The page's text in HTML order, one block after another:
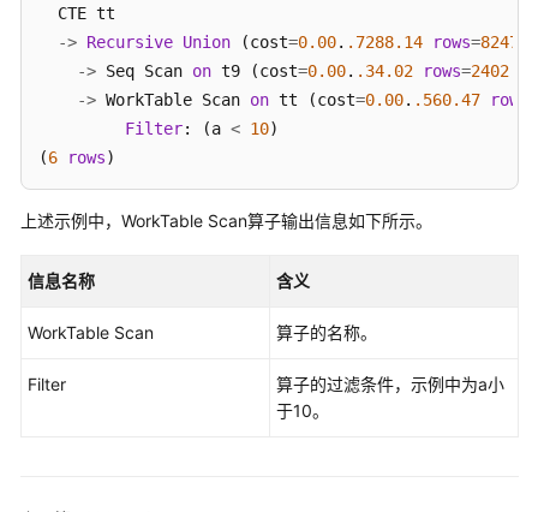
10.x）
式
10.x）
开
  CTE tt
-> Recursive Union (cost=0.00. .7288.14 rows=82472
-> Seq Scan on t9 (cost=0.00. .34.02 rows=2402
-> WorkTable Scan on tt (cost=0.00. .560.47 rows
Filter: (a < 10)
(6 rows)
--删除。
上述示例中，WorkTable Scan算子输出信息如下所示。
信息名称 含义
WorkTable Scan 算子的名称。
Filter
算子的过滤条件，示例中为a小
于10。